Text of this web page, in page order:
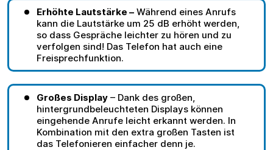
Erhöhte Lautstärke – Während eines Anrufs
kann die Lautstärke um 25 dB erhöht werden,
so dass Gespräche leichter zu hören und zu
verfolgen sind! Das Telefon hat auch eine
Freisprechfunktion.
Großes Display – Dank des großen,
hintergrundbeleuchteten Displays können
eingehende Anrufe leicht erkannt werden. In
Kombination mit den extra großen Tasten ist
das Telefonieren einfacher denn je.